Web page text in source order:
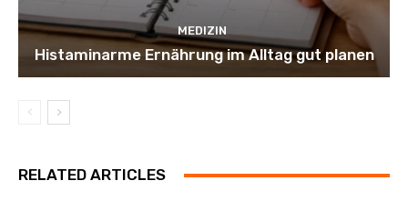
MEDIZIN
Histaminarme Ernährung im Alltag gut planen
RELATED ARTICLES